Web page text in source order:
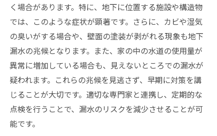
く場合があります。特に、地下に位置する施設や構造物
では、このような症状が顕著です。さらに、カビや湿気
の臭いがする場合や、壁面の塗装が剥がれる現象も地下
漏水の兆候となります。また、家の中の水道の使用量が
異常に増加している場合も、見えないところでの漏水が
疑われます。これらの兆候を見逃さず、早期に対策を講
じることが大切です。適切な専門家と連携し、定期的な
点検を行うことで、漏水のリスクを減少させることが可
能です。